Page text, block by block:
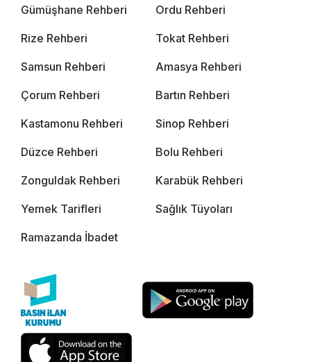
Gümüşhane Rehberi Ordu Rehberi
Rize Rehberi Tokat Rehberi
Samsun Rehberi Amasya Rehberi
Çorum Rehberi Bartın Rehberi
Kastamonu Rehberi Sinop Rehberi
Düzce Rehberi Bolu Rehberi
Zonguldak Rehberi Karabük Rehberi
Yemek Tarifleri Sağlık Tüyoları
Ramazanda İbadet